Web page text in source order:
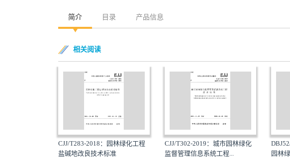
简介 目录 产品信息
相关阅读
CJJ/T283-2018：园林绿化工程
盐碱地改良技术标准
CJJ/T302-2019：城市园林绿化
监督管理信息系统工程...
园林